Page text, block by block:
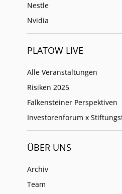
Nestle
Nvidia
PLATOW LIVE
Alle Veranstaltungen
Risiken 2025
Falkensteiner Perspektiven
Investorenforum x
ÜBER UNS
Archiv
Team